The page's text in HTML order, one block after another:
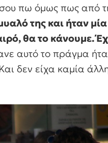
πω όμως πως από
της και ήταν
θα το κάνουμε.
αυτό το πράγμα
δεν είχα καμία